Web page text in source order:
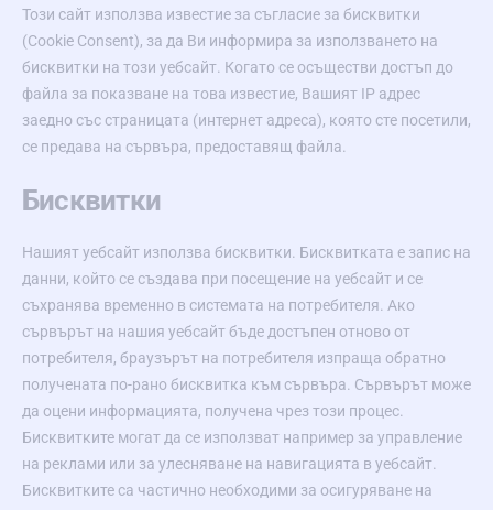
Този сайт използва известие за съгласие за бисквитки
(Cookie Consent), за да Ви информира за използването на
бисквитки на този уебсайт. Когато се осъществи достъп до
файла за показване на това известие, Вашият IP адрес
заедно със страницата (интернет адреса), която сте посетили,
се предава на сървъра, предоставящ файла.
Бисквитки
Нашият уебсайт използва бисквитки. Бисквитката е запис на
данни, който се създава при посещение на уебсайт и се
съхранява временно в системата на потребителя. Ако
сървърът на нашия уебсайт бъде достъпен отново от
потребителя, браузърът на потребителя изпраща обратно
получената по-рано бисквитка към сървъра. Сървърът може
да оцени информацията, получена чрез този процес.
Бисквитките могат да се използват например за управление
на реклами или за улесняване на навигацията в уебсайт.
Бисквитките са частично необходими за осигуряване на